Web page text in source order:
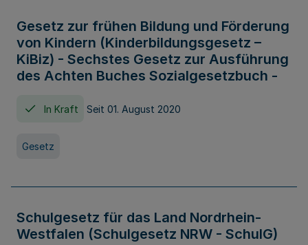
Gesetz zur frühen Bildung und Förderung
von Kindern (Kinderbildungsgesetz –
KiBiz) - Sechstes Gesetz zur Ausführung
des Achten Buches Sozialgesetzbuch -
In Kraft Seit 01. August 2020
Gesetz
Schulgesetz für das Land Nordrhein-
Westfalen (Schulgesetz NRW - SchulG)